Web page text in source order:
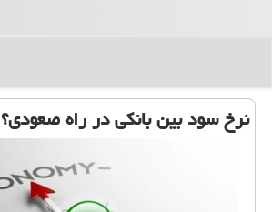
نرخ سود بین بانکی در راه صعودی؟